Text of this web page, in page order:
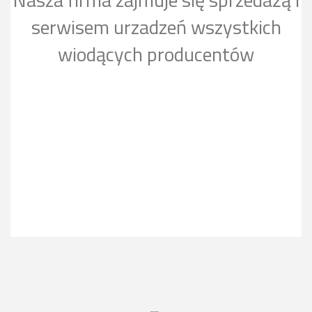
serwisem urzadzeń wszystkich
wiodących producentów